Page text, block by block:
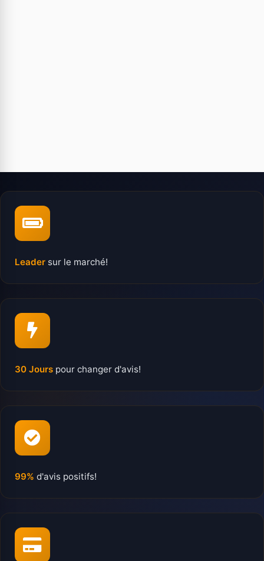
Leader sur le marché!
30 Jours pour changer d'avis!
99% d'avis positifs!